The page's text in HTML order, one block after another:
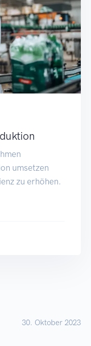
umsetzen
zu erhöhen.
30. Oktober 2023